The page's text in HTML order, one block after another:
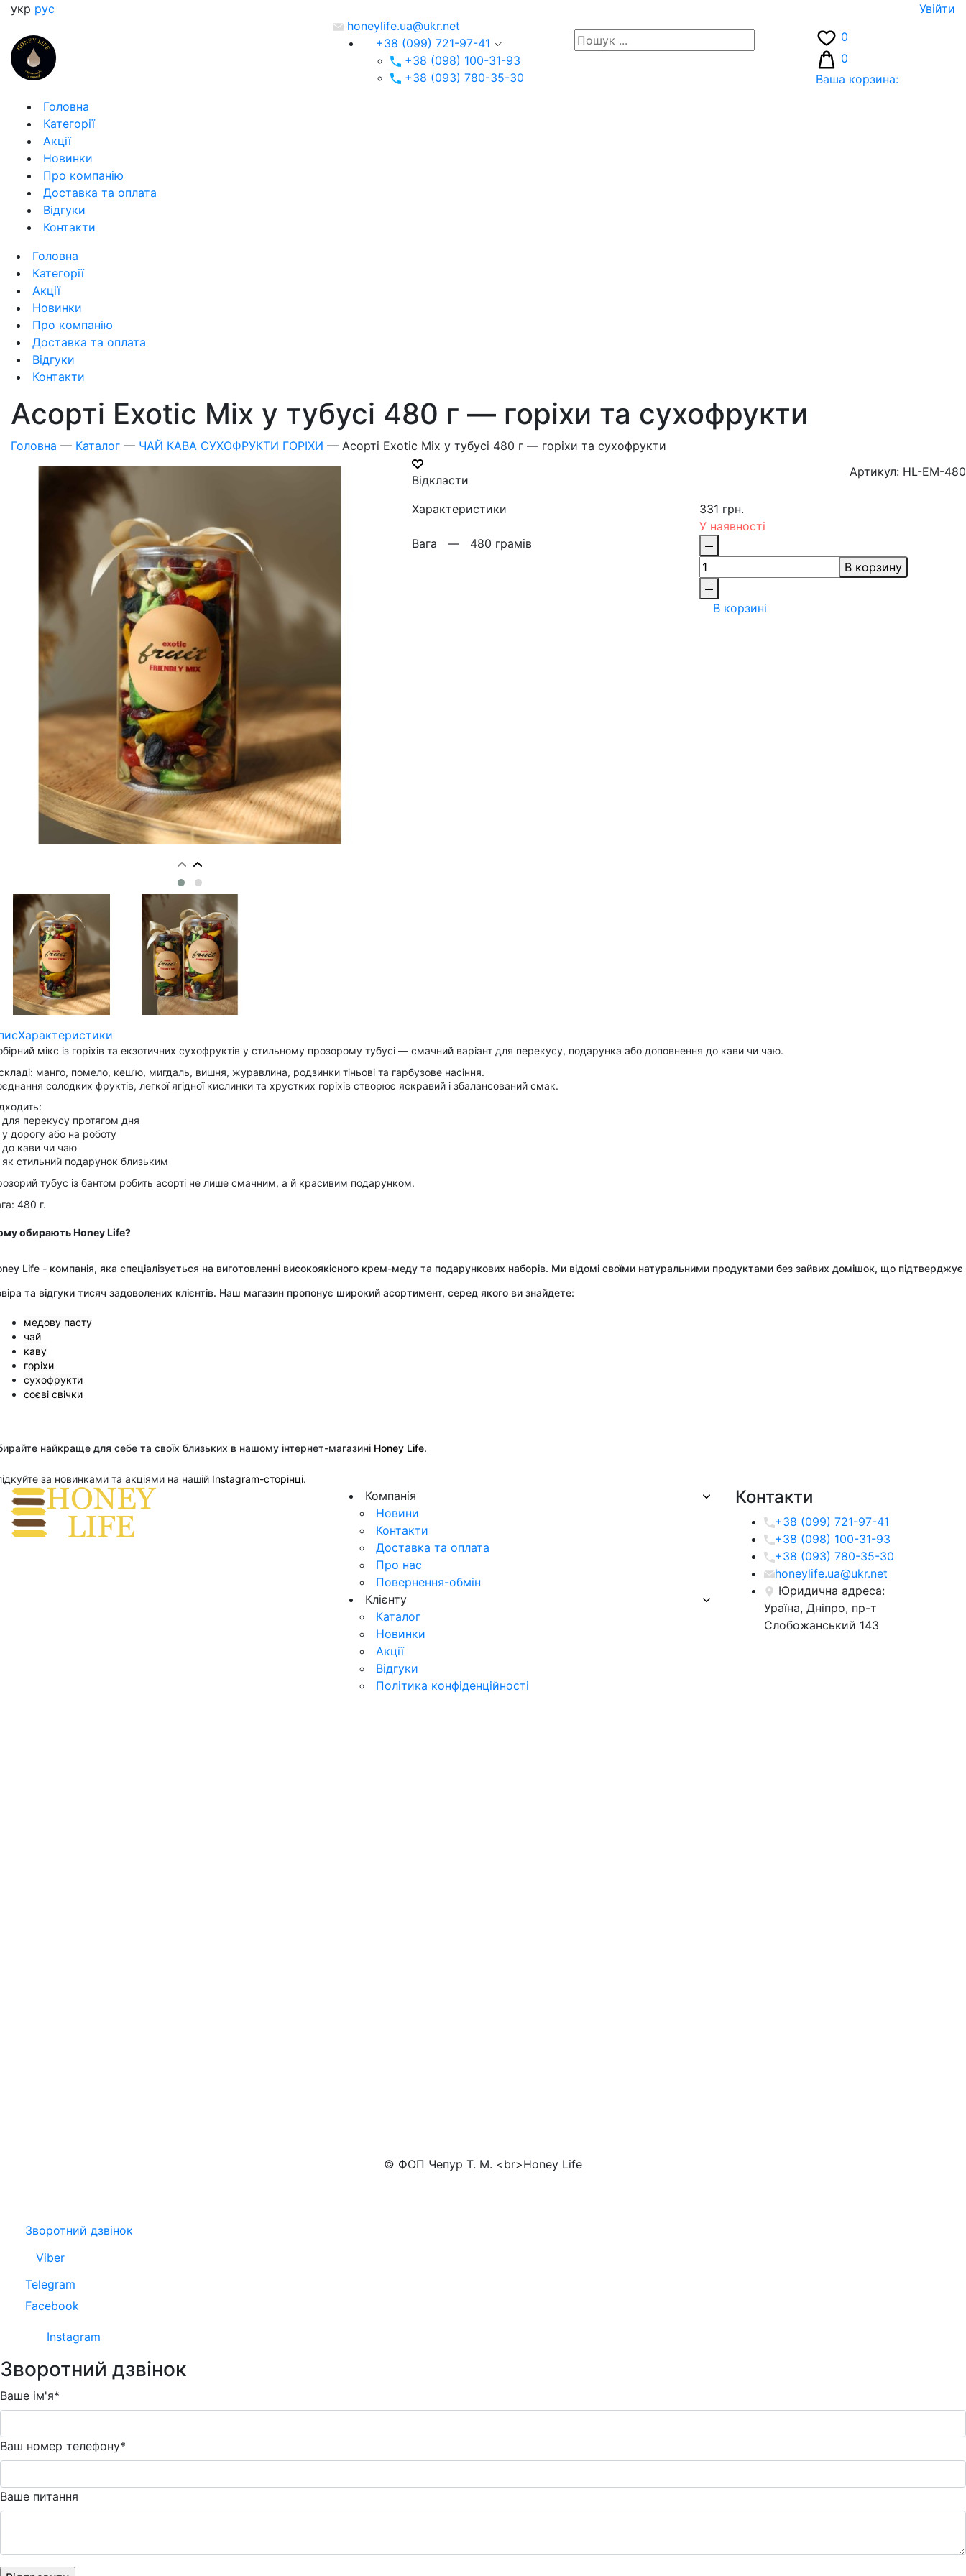
укр рус
Увiйти
honeylife.ua@ukr.net
+38 (099) 721-97-41
+38 (098) 100-31-93
+38 (093) 780-35-30
0
0
Ваша корзина:
Головна
Категорії
Акції
Новинки
Про компанію
Доставка та оплата
Відгуки
Контакти
Головна
Категорії
Акції
Новинки
Про компанію
Доставка та оплата
Відгуки
Контакти
Асорті Exotic Mix у тубусі 480 г — горіхи та сухофрукти
Головна — Каталог — ЧАЙ КАВА СУХОФРУКТИ ГОРІХИ — Асорті Exotic Mix у тубусі 480 г — горіхи та сухофрукти
Відкласти
Артикул: HL-EM-480
Характеристики
Вага — 480 грамів
331 грн.
У наявності
В корзину
В корзині
Характеристики
мікс із горіхів та екзотичних сухофруктів у стильному прозорому тубусі — смачний варіант для перекусу, подарунка або доповнення до кави чи чаю.
манго, помело, кеш’ю, мигдаль, вишня, журавлина, родзинки тіньові та гарбузове насіння.
солодких фруктів, легкої ягідної кислинки та хрустких горіхів створює яскравий і збалансований смак.
перекусу протягом дня
дорогу або на роботу
кави чи чаю
стильний подарунок близьким
тубус із бантом робить асорті не лише смачним, а й красивим подарунком.
480 г.
обирають Honey Life?
Life - компанія, яка спеціалізується на виготовленні високоякісного крем-меду та подарункових наборів. Ми відомі своїми натуральними продуктами без зайвих домішок, що підтверджує
та відгуки тисяч задоволених клієнтів. Наш магазин пропонує широкий асортимент, серед якого ви знайдете:
медову пасту
чай
каву
горіхи
сухофрукти
соєві свічки
найкраще для себе та своїх близьких в нашому інтернет-магазині Honey Life.
за новинками та акціями на нашій Instagram-сторінці.
Компанія
Новини
Контакти
Доставка та оплата
Про нас
Повернення-обмін
Клієнту
Каталог
Новинки
Акції
Відгуки
Політика конфіденційності
Контакти
+38 (099) 721-97-41
+38 (098) 100-31-93
+38 (093) 780-35-30
honeylife.ua@ukr.net
Юридична адреса:
Ураїна, Дніпро, пр-т
Слобожанський 143
© ФОП Чепур Т. М. <br>Honey Life
Зворотний дзвінок
Viber
Telegram
Facebook
Instagram
Зворотний дзвінок
Ваше ім'я*
Ваш номер телефону*
Ваше питання